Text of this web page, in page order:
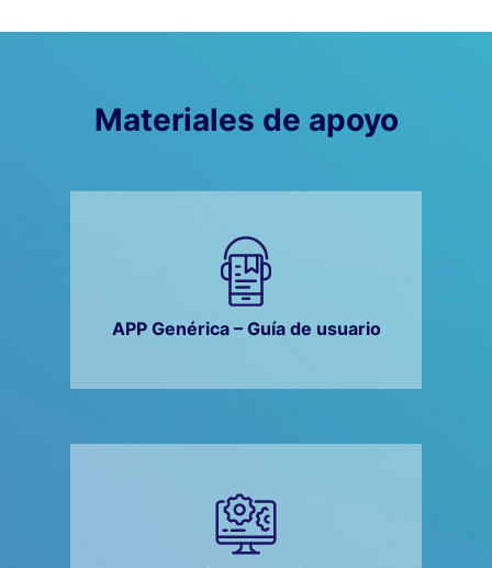
Materiales de apoyo
APP Genérica – Guía de usuario